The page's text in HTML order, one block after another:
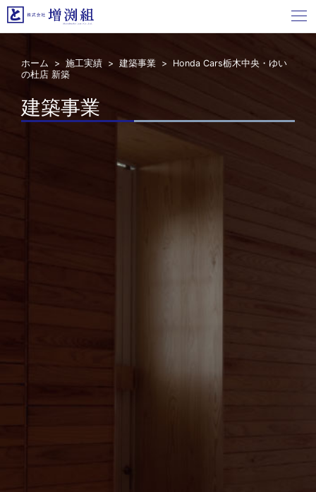
ホーム > 施工実績 > 建築事業 > Honda Cars栃木中央・ゆい
の杜店 新築
建築事業